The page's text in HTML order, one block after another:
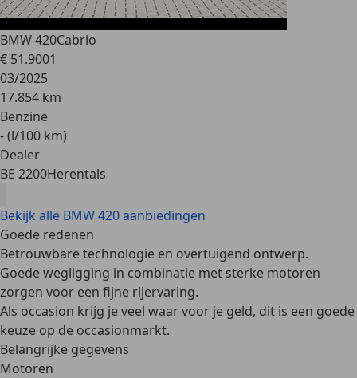
BMW 420Cabrio
€ 51.9001
03/2025
17.854 km
Benzine
- (l/100 km)
Dealer
BE 2200Herentals
Bekijk alle BMW 420 aanbiedingen
Goede redenen
Betrouwbare technologie en overtuigend ontwerp.
Goede wegligging in combinatie met sterke motoren
zorgen voor een fijne rijervaring.
Als occasion krijg je veel waar voor je geld, dit is een goede
keuze op de occasionmarkt.
Belangrijke gegevens
Motoren